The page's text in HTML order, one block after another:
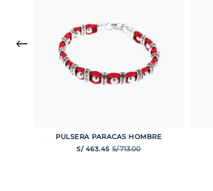
PULSERA PARACAS HOMBRE
S/ 463.45 S/713.00